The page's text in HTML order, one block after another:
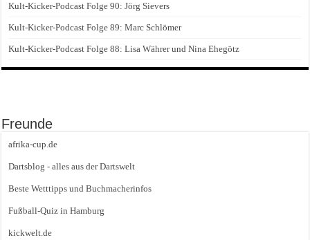
Kult-Kicker-Podcast Folge 90: Jörg Sievers
Kult-Kicker-Podcast Folge 89: Marc Schlömer
Kult-Kicker-Podcast Folge 88: Lisa Währer und Nina Ehegötz
Freunde
afrika-cup.de
Dartsblog - alles aus der Dartswelt
Beste Wetttipps und Buchmacherinfos
Fußball-Quiz in Hamburg
kickwelt.de